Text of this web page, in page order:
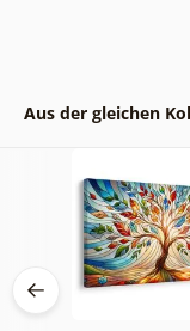
Aus der gleichen